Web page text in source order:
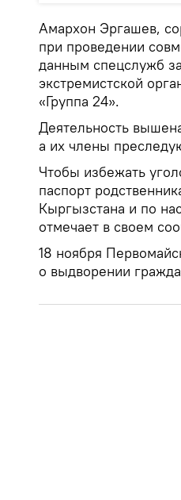
Амархон Эргашев,
при проведении
данным спецслужб
экстремистской
«Группа 24».
Деятельность
а их члены
Чтобы избежать
паспорт
Кыргызстана и по
отмечает в своем
18 ноября
о выдворении